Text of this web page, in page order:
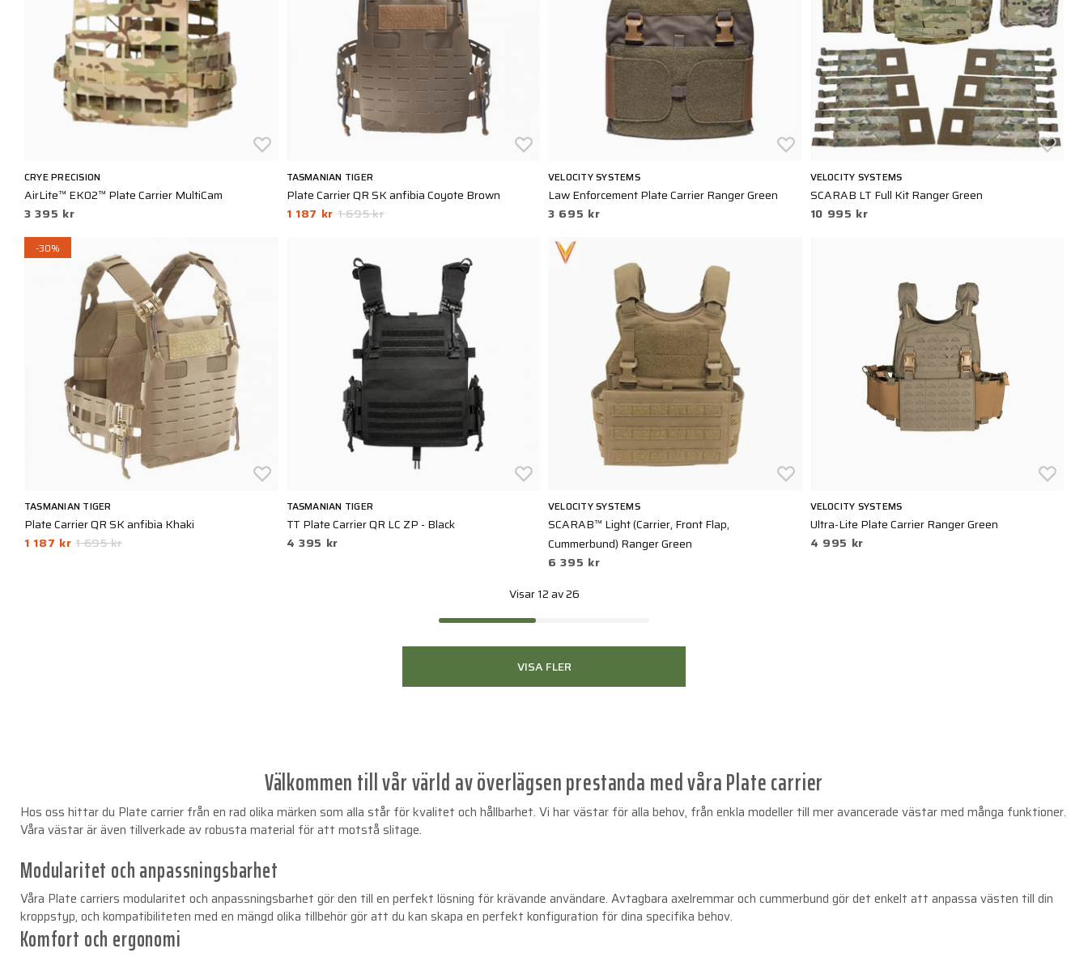
CRYE PRECISION
AirLite™ EK02™ Plate Carrier MultiCam
3 395 kr
TASMANIAN TIGER
Plate Carrier QR SK anfibia Coyote Brown
1 187 kr 1 695 kr
VELOCITY SYSTEMS
Law Enforcement Plate Carrier Ranger Green
3 695 kr
VELOCITY SYSTEMS
SCARAB LT Full Kit Ranger Green
10 995 kr
-30%
TASMANIAN TIGER
Plate Carrier QR SK anfibia Khaki
1 187 kr 1 695 kr
TASMANIAN TIGER
TT Plate Carrier QR LC ZP - Black
4 395 kr
VELOCITY SYSTEMS
SCARAB™ Light (Carrier, Front Flap,
Cummerbund) Ranger Green
6 395 kr
VELOCITY SYSTEMS
Ultra-Lite Plate Carrier Ranger Green
4 995 kr
Visar 12 av 26
VISA FLER
Välkommen till vår värld av överlägsen prestanda med våra Plate carrier
Hos oss hittar du Plate carrier från en rad olika märken som alla står för kvalitet och hållbarhet. Vi har västar för alla behov, från enkla modeller till mer avancerade västar med många funktioner.
Våra västar är även tillverkade av robusta material för att motstå slitage.
Modularitet och anpassningsbarhet
Våra Plate carriers modularitet och anpassningsbarhet gör den till en perfekt lösning för krävande användare. Avtagbara axelremmar och cummerbund gör det enkelt att anpassa västen till din
kroppstyp, och kompatibiliteten med en mängd olika tillbehör gör att du kan skapa en perfekt konfiguration för dina specifika behov.
Komfort och ergonomi